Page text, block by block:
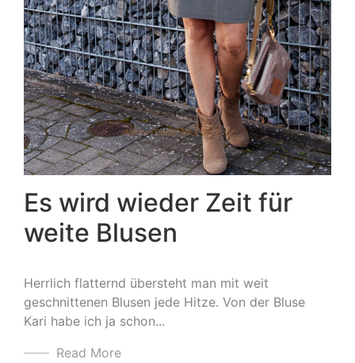
Es wird wieder Zeit für
weite Blusen
Herrlich flatternd übersteht man mit weit
geschnittenen Blusen jede Hitze. Von der Bluse
Kari habe ich ja schon...
Read More